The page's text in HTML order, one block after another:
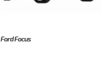
Ford Focus